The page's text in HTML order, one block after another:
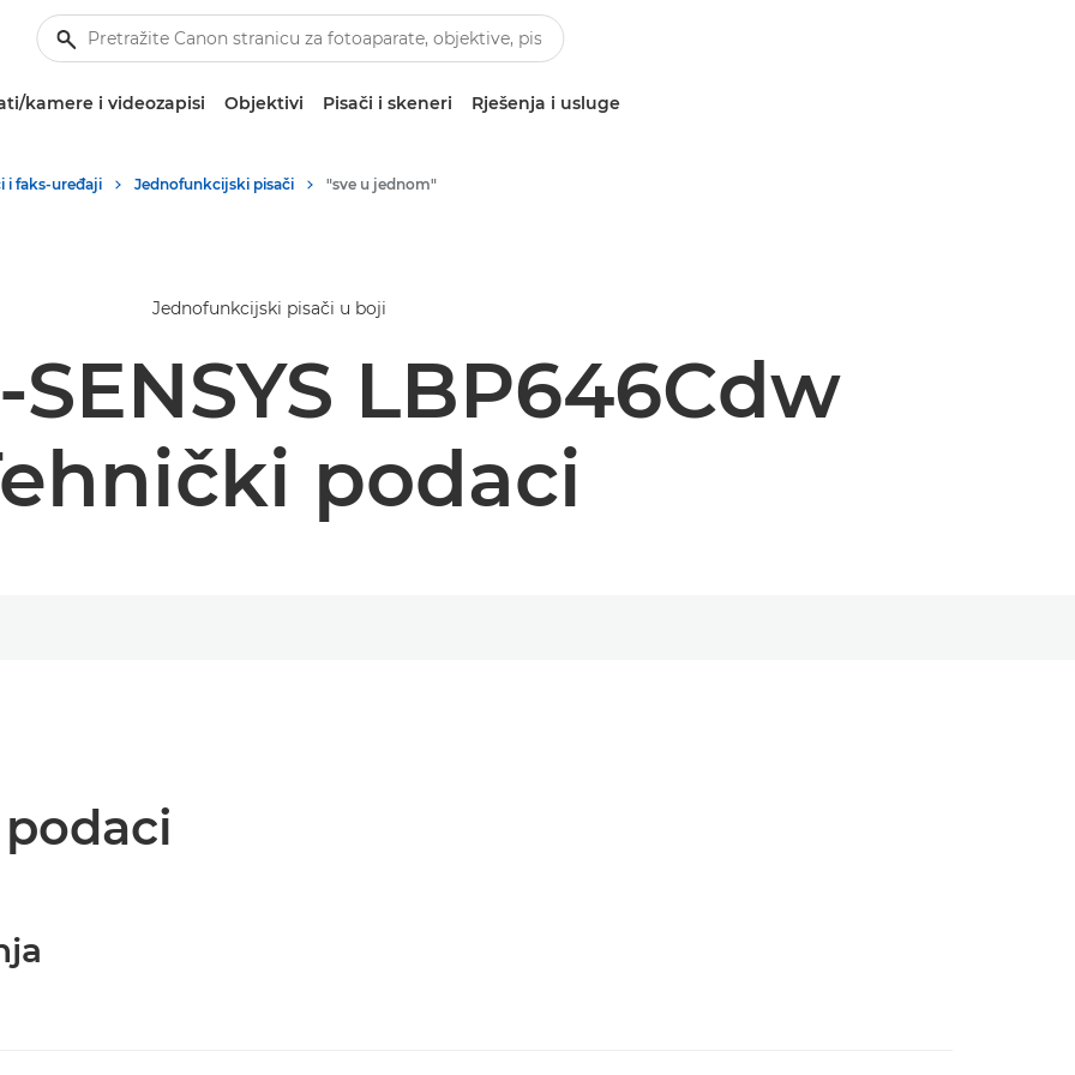
kamere i videozapisi Objektivi Pisači i skeneri Rješenja i usluge
i faks-uređaji Jednofunkcijski pisači "sve u jednom"
Jednofunkcijski pisači u boji
LBP646Cdw
podaci